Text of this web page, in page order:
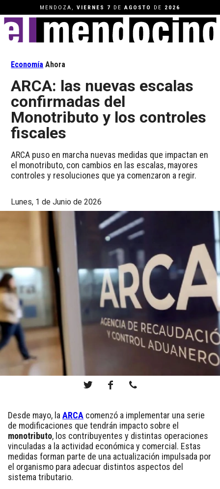
MENDOZA, VIERNES 7 DEAGOSTO DE 2026
Economía Ahora
ARCA: las nuevas escalas
confirmadas del
Monotributo y los controles
fiscales
ARCA puso en marcha nuevas medidas que impactan en
el monotributo, con cambios en las escalas, mayores
controles y resoluciones que ya comenzaron a regir.
Lunes, 1 de Junio de 2026
Desde mayo, la ARCA comenzó a implementar una serie
de modificaciones que tendrán impacto sobre el
monotributo, los contribuyentes y distintas operaciones
vinculadas a la actividad económica y comercial. Estas
medidas forman parte de una actualización impulsada por
el organismo para adecuar distintos aspectos del
sistema tributario.